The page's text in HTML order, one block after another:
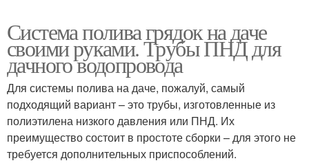
Система полива грядок на даче
своими руками. Трубы ПНД для
дачного водопровода
Для системы полива на даче, пожалуй, самый
подходящий вариант – это трубы, изготовленные из
полиэтилена низкого давления или ПНД. Их
преимущество состоит в простоте сборки – для этого не
требуется дополнительных приспособлений.